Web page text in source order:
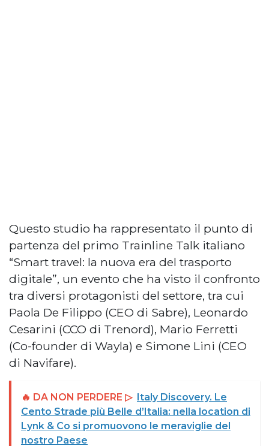
Questo studio ha rappresentato il punto di
partenza del primo Trainline Talk italiano
“Smart travel: la nuova era del trasporto
digitale”, un evento che ha visto il confronto
tra diversi protagonisti del settore, tra cui
Paola De Filippo (CEO di Sabre), Leonardo
Cesarini (CCO di Trenord), Mario Ferretti
(Co-founder di Wayla) e Simone Lini (CEO
di Navifare).
🔥 DA NON PERDERE ▷
Italy Discovery. Le
Cento Strade più Belle d’Italia: nella location di
Lynk & Co si promuovono le meraviglie del
nostro Paese